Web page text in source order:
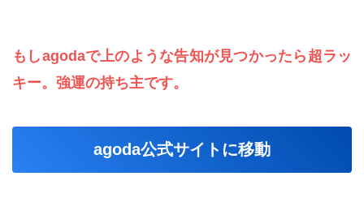
もしagodaで上のような告知が見つかったら超ラッ
キー。強運の持ち主です。
agoda公式サイトに移動